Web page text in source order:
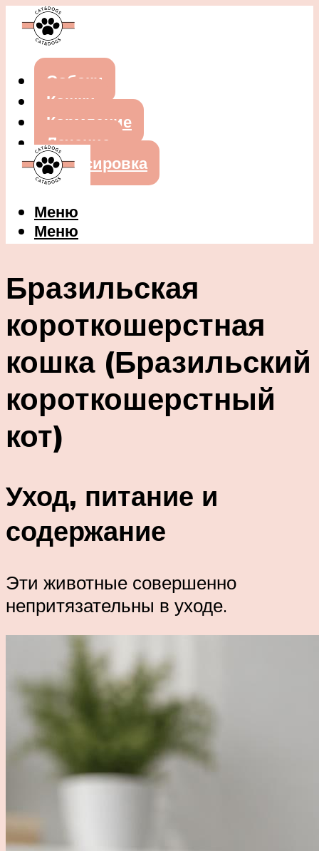
Собаки
Кошки
Кормление
Лечение
Дрессировка
Меню
Меню
Бразильская
короткошерстная
кошка (Бразильский
короткошерстный
кот)
Уход, питание и
содержание
Эти животные совершенно
непритязательны в уходе.